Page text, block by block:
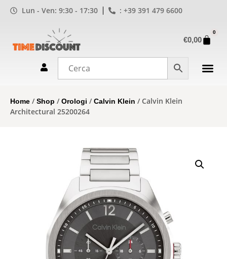
Lun - Ven: 9:30 - 17:30 : +39 391 479 6600
€0,00
0
Home /Shop /Orologi /Calvin Klein / Calvin Klein
Architectural 25200264